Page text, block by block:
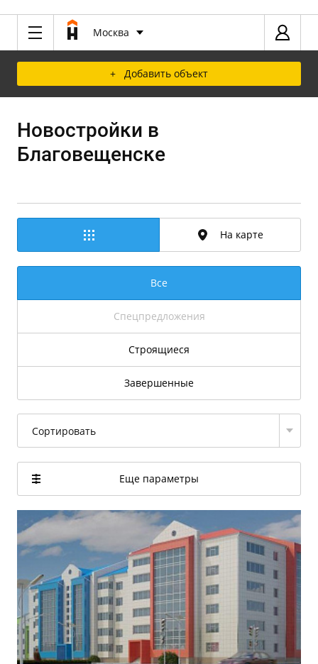
Москва
+ Добавить объект
Новостройки в
Благовещенске
На карте
Все
Спецпредложения
Строящиеся
Завершенные
Сортировать
Еще параметры